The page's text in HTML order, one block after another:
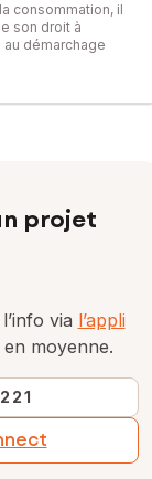
consommation, il
son droit à
au démarchage
projet
via l’appli
moyenne.